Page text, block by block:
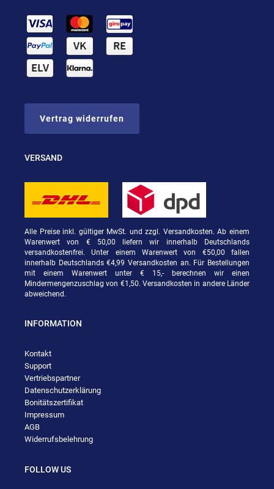
Vertrag widerrufen
VERSAND
Alle Preise inkl. gültiger MwSt. und zzgl. Versandkosten. Ab einem
Warenwert von € 50,00 liefern wir innerhalb Deutschlands
versandkostenfrei. Unter einem Warenwert von €50,00 fallen
innerhalb Deutschlands €4,99 Versandkosten an. Für Bestellungen
mit einem Warenwert unter € 15,- berechnen wir einen
Mindermengenzuschlag von €1,50. Versandkosten in andere Länder
abweichend.
INFORMATION
Kontakt
Support
Vertriebspartner
Datenschutzerklärung
Bonitätszertifikat
Impressum
AGB
Widerrufsbelehrung
FOLLOW US